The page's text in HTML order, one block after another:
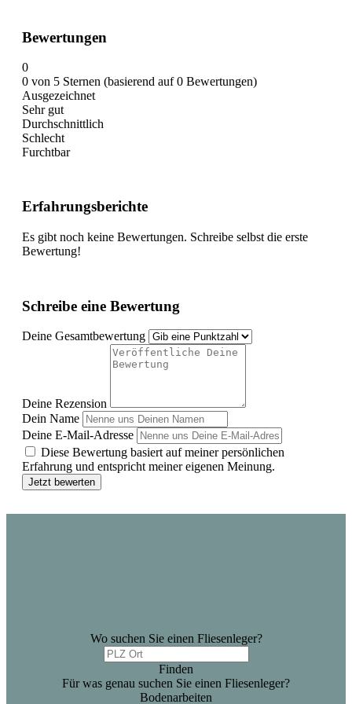
Bewertungen
0
0 von 5 Sternen (basierend auf 0 Bewertungen)
Ausgezeichnet
Sehr gut
Durchschnittlich
Schlecht
Furchtbar
Erfahrungsberichte
Es gibt noch keine Bewertungen. Schreibe selbst die erste
Bewertung!
Schreibe eine Bewertung
Deine Gesamtbewertung
Deine Rezension
Dein Name
Deine E-Mail-Adresse
Diese Bewertung basiert auf meiner persönlichen
Erfahrung und entspricht meiner eigenen Meinung.
Jetzt bewerten
Wo suchen Sie einen Fliesenleger?
Finden
Für was genau suchen Sie einen Fliesenleger?
Bodenarbeiten